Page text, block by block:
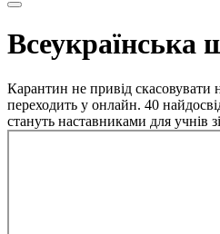
Всеукраїнська
Карантин не привід скасовувати
переходить у онлайн. 40
стануть наставниками для учнів